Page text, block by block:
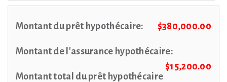
Montant du prêt hypothécaire: $380,000.00
Montant de l'assurance hypothécaire:
$15,200.00
Montant total du prêt hypothécaire